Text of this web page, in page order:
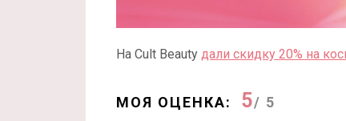
На Cult Beauty дали скидку 20% на
МОЯ ОЦЕНКА: 5/ 5